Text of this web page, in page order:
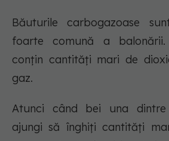
Băuturile carbogazoase
foarte comună a
conțin cantități mari de
gaz.
Atunci când bei una
ajungi să înghiți cantități